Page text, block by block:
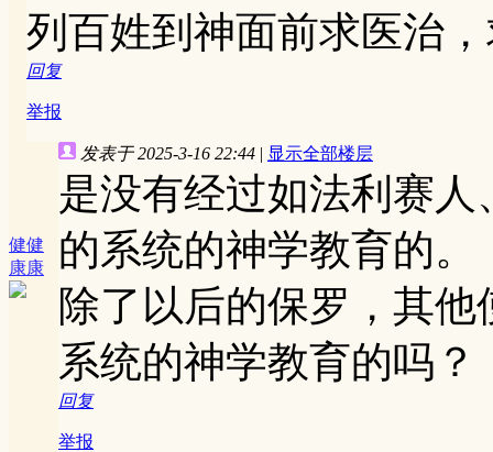
列百姓到神面前求医治
回复
举报
健健
康康
发表于 2025-3-16 22:44 | 显示全部楼层
是没有经过如法利赛
的系统的神学教育的。
除了以后的保罗，其
系统的神学教育的吗？
回复
举报